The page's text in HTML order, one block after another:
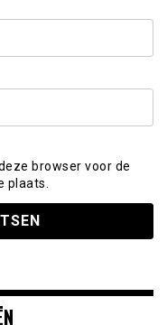
browser voor de
plaats.